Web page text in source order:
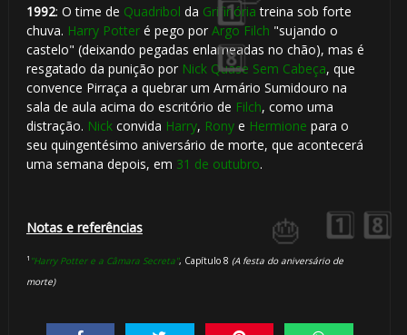
1992: O time de Quadribol da Grifinória treina sob forte
chuva. Harry Potteré pego por Argo Filch "sujando o
castelo" (deixando pegadas enlameadas no chão), mas é
resgatado da punição por Nick Quase Sem Cabeça, que
convence Pirraça a quebrar um Armário Sumidouro na
sala de aula acima do escritório de Filch, como uma
distração. Nickconvida Harry, Ronye Hermione para o
seu quingentésimo aniversário de morte, que acontecerá
uma semana depois, em 31 de outubro.
Notas e referências
¹ "Harry Potter e a Câmara Secreta", Capítulo 8 (A festa do aniversário de
morte)